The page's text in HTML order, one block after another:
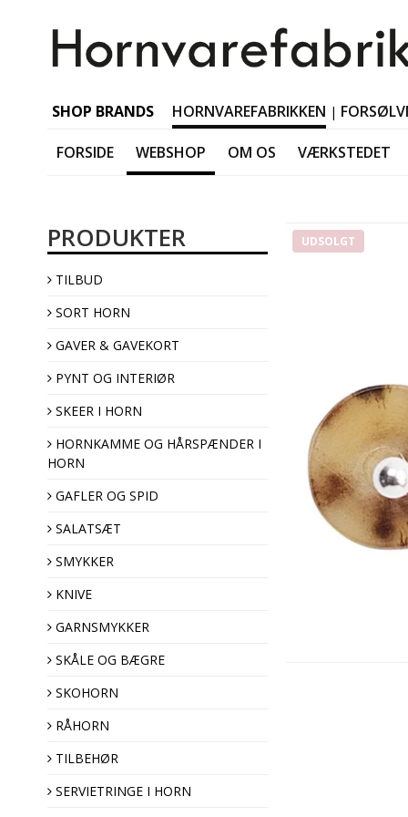
SHOP BRANDS HORNVAREFABRIKKEN |
FORSIDE WEBSHOP
SORT HORN Accessories
SORT HORN Jewellery
Hårspænder
Hornkamme
Pyntenåle
Hornknapper
Træknapper
OM OS VÆRKSTEDET
PRODUKTER
TILBUD
SORT HORN
GAVER & GAVEKORT
PYNT OG INTERIØR
SKEER I HORN
HORNKAMME OG HÅRSPÆNDER I
HORN
GAFLER OG SPID
SALATSÆT
SMYKKER
KNIVE
GARNSMYKKER
SKÅLE OG BÆGRE
SKOHORN
RÅHORN
TILBEHØR
SERVIETRINGE I HORN
UDSOLGT